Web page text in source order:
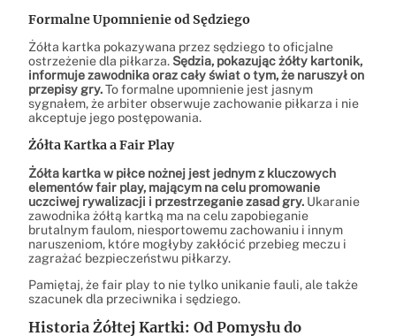
Formalne Upomnienie od Sędziego
Żółta kartka pokazywana przez sędziego to oficjalne
ostrzeżenie dla piłkarza. Sędzia, pokazując żółty kartonik,
informuje zawodnika oraz cały świat o tym, że naruszył on
przepisy gry.To formalne upomnienie jest jasnym
sygnałem, że arbiter obserwuje zachowanie piłkarza i nie
akceptuje jego postępowania.
Żółta Kartka a Fair Play
Żółta kartka w piłce nożnej jest jednym z kluczowych
elementów fair play, mającym na celu promowanie
uczciwej rywalizacji i przestrzeganie zasad gry. Ukaranie
zawodnika żółtą kartką ma na celu zapobieganie
brutalnym faulom, niesportowemu zachowaniu i innym
naruszeniom, które mogłyby zakłócić przebieg meczu i
zagrażać bezpieczeństwu piłkarzy.
Pamiętaj, że fair play to nie tylko unikanie fauli, ale także
szacunek dla przeciwnika i sędziego.
Historia Żółtej Kartki: Od Pomysłu do